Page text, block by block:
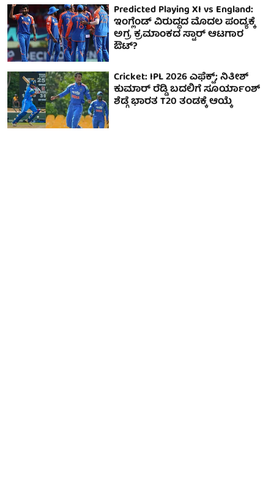
Predicted Playing XI vs England:
ಇಂಗ್ಲೆಂಡ್ ವಿರುದ್ಧದ ಮೊದಲ ಪಂದ್ಯಕ್ಕೆ
ಅಗ್ರ ಕ್ರಮಾಂಕದ ಸ್ಟಾರ್ ಆಟಗಾರ
ಔಟ್?
Cricket: IPL 2026 ಎಫೆಕ್ಟ್; ನಿತೀಶ್
ಕುಮಾರ್ ರೆಡ್ಡಿ ಬದಲಿಗೆ ಸೂರ್ಯಾಂಶ್
ಶೆಡ್ಗೆ ಭಾರತ T20 ತಂಡಕ್ಕೆ ಆಯ್ಕೆ